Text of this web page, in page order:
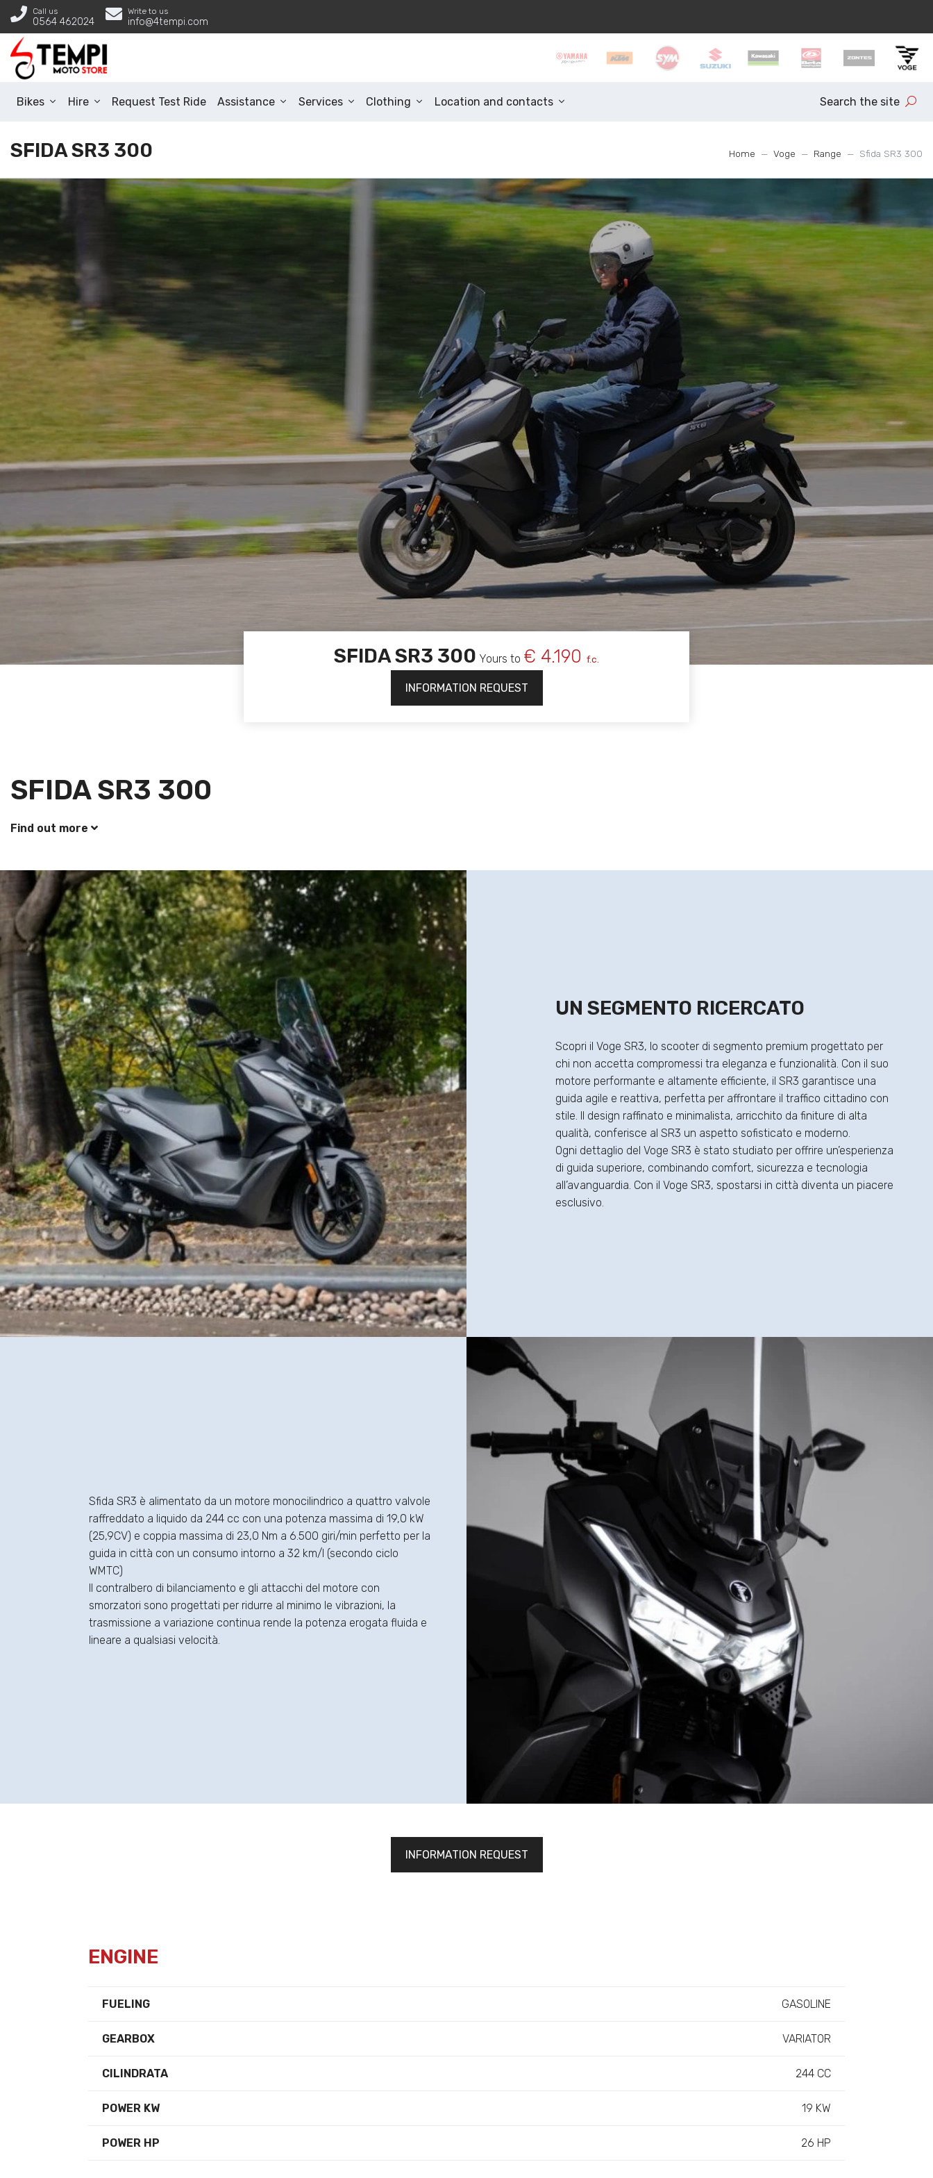
Call us
0564 462024
Write to us
info@4tempi.com
Bikes Hire Request Test Ride Assistance Services Clothing Location and contacts Search the site
SFIDA SR3 300 Home Voge Range Sfida SR3 300
SFIDA SR3 300 Yours to € 4.190 f.c.
INFORMATION REQUEST
SFIDA SR3 300
Find out more
UN SEGMENTO RICERCATO
Scopri il Voge SR3, lo scooter di segmento premium progettato per
chi non accetta compromessi tra eleganza e funzionalità. Con il suo
motore performante e altamente efficiente, il SR3 garantisce una
guida agile e reattiva, perfetta per affrontare il traffico cittadino con
stile. Il design raffinato e minimalista, arricchito da finiture di alta
qualità, conferisce al SR3 un aspetto sofisticato e moderno.
Ogni dettaglio del Voge SR3 è stato studiato per offrire un’esperienza
di guida superiore, combinando comfort, sicurezza e tecnologia
all’avanguardia. Con il Voge SR3, spostarsi in città diventa un piacere
esclusivo.
Sfida SR3 è alimentato da un motore monocilindrico a quattro valvole
raffreddato a liquido da 244 cc con una potenza massima di 19,0 kW
(25,9CV) e coppia massima di 23,0 Nm a 6.500 giri/min perfetto per la
guida in città con un consumo intorno a 32 km/l (secondo ciclo
WMTC)
Il contralbero di bilanciamento e gli attacchi del motore con
smorzatori sono progettati per ridurre al minimo le vibrazioni, la
trasmissione a variazione continua rende la potenza erogata fluida e
lineare a qualsiasi velocità.
INFORMATION REQUEST
ENGINE
FUELING GASOLINE
GEARBOX VARIATOR
CILINDRATA 244 CC
POWER KW 19 KW
POWER HP 26 HP